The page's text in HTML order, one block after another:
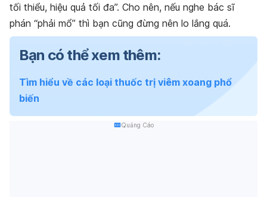
tối thiểu, hiệu quả tối đa”. Cho nên, nếu nghe bác sĩ
phán “phải mổ” thì bạn cũng đừng nên lo lắng quá.
Bạn có thể xem thêm:
Tìm hiểu về các loại thuốc trị viêm xoang phổ
biến
Quảng Cáo